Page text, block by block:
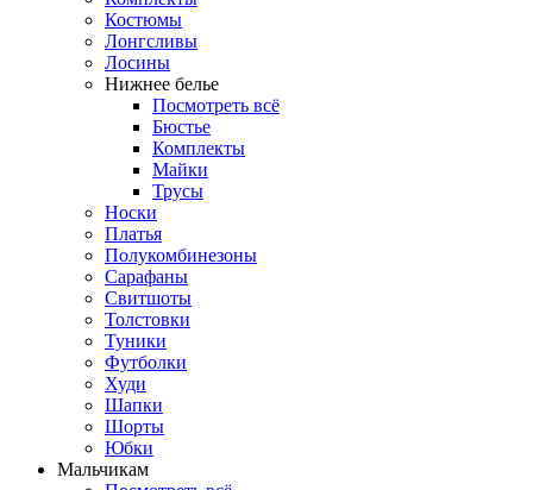
Костюмы
Лонгсливы
Лосины
Нижнее белье
Посмотреть всё
Бюстье
Комплекты
Майки
Трусы
Носки
Платья
Полукомбинезоны
Сарафаны
Свитшоты
Толстовки
Туники
Футболки
Худи
Шапки
Шорты
Юбки
Мальчикам